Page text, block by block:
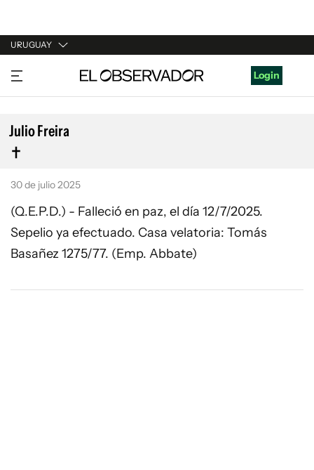
URUGUAY
URUGUAY
ARGENTINA
ESPAÑA
ESTADOS UNIDOS
Login
Julio Freira
30 de julio 2025
(Q.E.P.D.) - Falleció en paz, el día 12/7/2025.
Sepelio ya efectuado. Casa velatoria: Tomás
Basañez 1275/77. (Emp. Abbate)